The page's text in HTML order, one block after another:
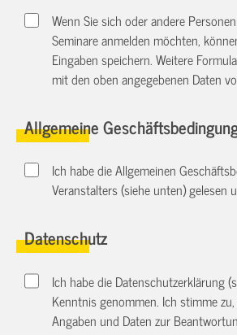
Wenn Sie sich oder andere
Seminare anmelden möchten,
Eingaben speichern. Weitere
mit den oben angegebenen Daten
Allgemeine
Ich habe die Allgemeinen
Veranstalters (siehe unten) gelesen
Datenschutz
Ich habe die Datenschutzerklärung
Kenntnis genommen. Ich stimme
Angaben und Daten zur